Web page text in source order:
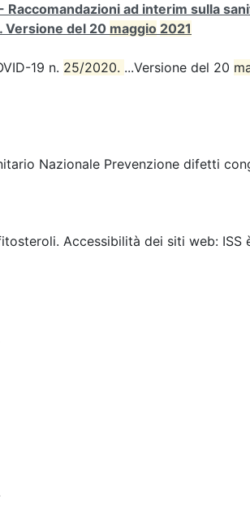
- Raccomandazioni ad interim sulla
Versione del 20 maggio 2021
19 n. 25/2020. ...Versione del 20
Nazionale Prevenzione difetti
Accessibilità dei siti web: ISS